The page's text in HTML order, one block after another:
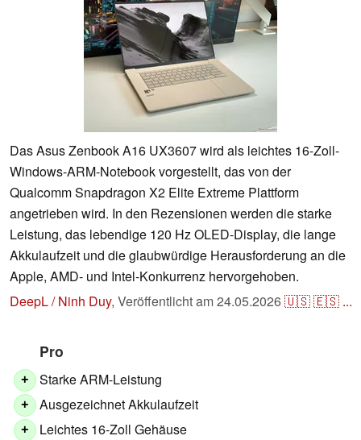
Das Asus Zenbook A16 UX3607 wird als leichtes 16-Zoll-
Windows-ARM-Notebook vorgestellt, das von der
Qualcomm Snapdragon X2 Elite Extreme Plattform
angetrieben wird. In den Rezensionen werden die starke
Leistung, das lebendige 120 Hz OLED-Display, die lange
Akkulaufzeit und die glaubwürdige Herausforderung an die
Apple, AMD- und Intel-Konkurrenz hervorgehoben.
DeepL / Ninh Duy, Veröffentlicht am24.05.2026🇺🇸🇪🇸 ...
Pro
+ Starke ARM-Leistung
+ Ausgezeichnet Akkulaufzeit
+ Leichtes 16-Zoll Gehäuse